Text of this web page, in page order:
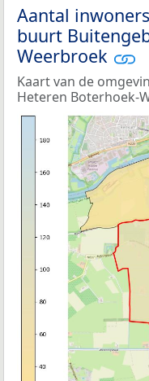
Aantal
buurt
Weerbroek
Kaart van de
Heteren Boterhoek-